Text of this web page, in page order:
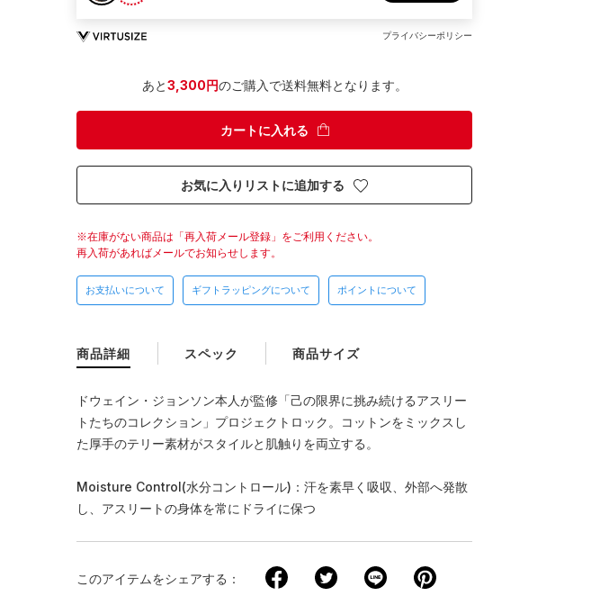
プライバシーポリシー
あと3,300円のご購入で送料無料となります。
カートに入れる
お気に入りリストに追加する
在庫がない商品は「再入荷メール登録」をご利用ください。
再入荷があればメールでお知らせします。
お支払いについて ギフトラッピングについて ポイントについて
商品詳細
ドウェイン・ジョンソン本人が監修「己の限界に挑み続けるアスリー
トたちのコレクション」プロジェクトロック。コットンをミックスし
た厚手のテリー素材がスタイルと肌触りを両立する。
Moisture Control(水分コントロール)：汗を素早く吸収、外部へ発散
し、アスリートの身体を常にドライに保つ
スペック 商品サイズ
このアイテムをシェアする